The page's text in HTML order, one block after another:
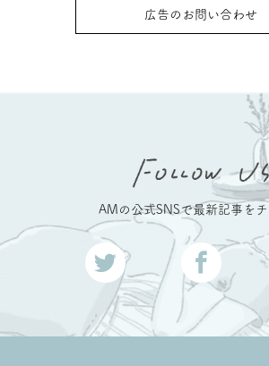
広告のお問い合わせ
AMの公式SNSで最新記事をチ